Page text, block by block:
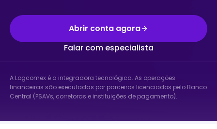
Abrir conta agora
Falar com especialista
A Logcomex é a integradora tecnológica. As operações
financeiras são executadas por parceiros licenciados pelo Banco
Central (PSAVs, corretoras e instituições de pagamento).